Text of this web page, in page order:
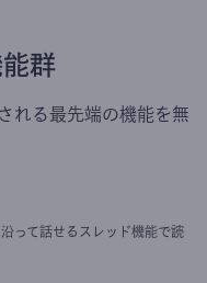
群
れる最先端の機能を無
って話せるスレッド機能で読